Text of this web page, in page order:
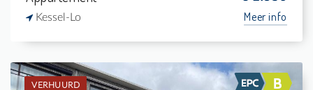
Kessel-Lo Meer info
VERHUURD